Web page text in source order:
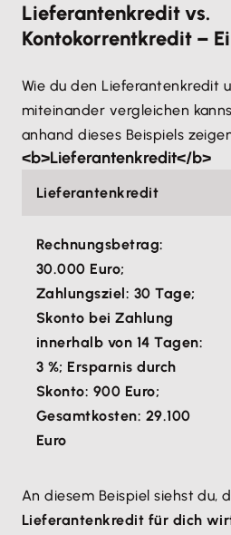
Lieferantenkredit vs.
Kontokorrentkredit –
Wie du den Lieferantenkredit
miteinander vergleichen
anhand dieses Beispiels
<b>Lieferantenkredit</b>
Lieferantenkredit
Rechnungsbetrag:
30.000 Euro;
Zahlungsziel: 30 Tage;
Skonto bei Zahlung
innerhalb von 14 Tagen:
3 %; Ersparnis durch
Skonto: 900 Euro;
Gesamtkosten: 29.100
Euro
An diesem Beispiel siehst du,
Lieferantenkredit für dich